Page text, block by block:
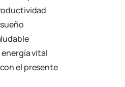
vital
el presente